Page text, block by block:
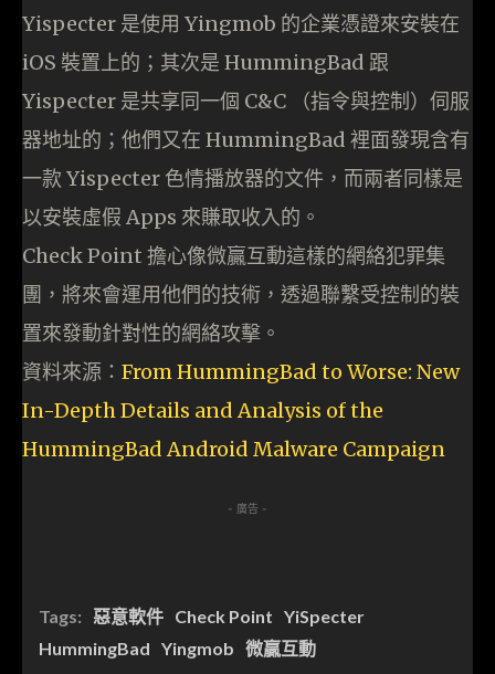
Yispecter 是使用 Yingmob 的企業憑證來安裝在
iOS 裝置上的；其次是 HummingBad 跟
Yispecter 是共享同一個 C&C （指令與控制）伺服
器地址的；他們又在 HummingBad 裡面發現含有
一款 Yispecter 色情播放器的文件，而兩者同樣是
以安裝虛假 Apps 來賺取收入的。
Check Point 擔心像微贏互動這樣的網絡犯罪集
團，將來會運用他們的技術，透過聯繫受控制的裝
置來發動針對性的網絡攻擊。
資料來源： From HummingBad to Worse: New
In-Depth Details and Analysis of the
HummingBad Android Malware Campaign
- 廣告 -
Tags: 惡意軟件 Check Point YiSpecter
HummingBad Yingmob 微贏互動